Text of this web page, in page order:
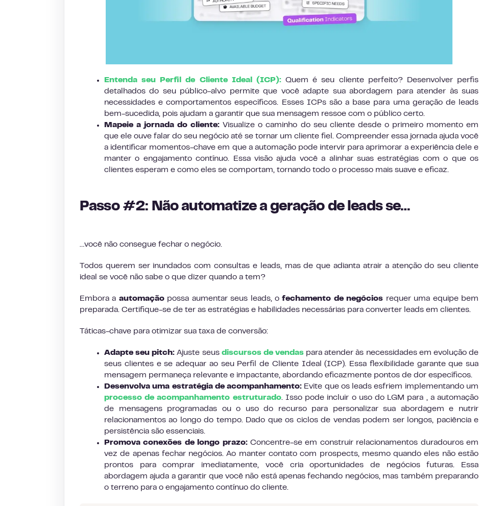
Entenda seu Perfil de Cliente Ideal (ICP):Quem é seu cliente perfeito? Desenvolver perfis
detalhados do seu público-alvo permite que você adapte sua abordagem para atender às suas
necessidades e comportamentos específicos. Esses ICPs são a base para uma geração de leads
bem-sucedida, pois ajudam a garantir que sua mensagem ressoe com o público certo.
Mapeie a jornada do cliente: Visualize o caminho do seu cliente desde o primeiro momento em
que ele ouve falar do seu negócio até se tornar um cliente fiel. Compreender essa jornada ajuda você
a identificar momentos-chave em que a automação pode intervir para aprimorar a experiência dele e
manter o engajamento contínuo. Essa visão ajuda você a alinhar suas estratégias com o que os
clientes esperam e como eles se comportam, tornando todo o processo mais suave e eficaz.
Passo #2: Não automatize a geração de leads se…
…você não consegue fechar o negócio.
Todos querem ser inundados com consultas e leads, mas de que adianta atrair a atenção do seu cliente
ideal se você não sabe o que dizer quando a tem?
Embora a automaçãopossa aumentar seus leads, ofechamento de negócios requer uma equipe bem
preparada. Certifique-se de ter as estratégias e habilidades necessárias para converter leads em clientes.
Táticas-chave para otimizar sua taxa de conversão:
Adapte seu pitch: Ajuste seus discursos de vendas para atender às necessidades em evolução de
seus clientes e se adequar ao seu Perfil de Cliente Ideal (ICP). Essa flexibilidade garante que sua
mensagem permaneça relevante e impactante, abordando eficazmente pontos de dor específicos.
Desenvolva uma estratégia de acompanhamento: Evite que os leads esfriem implementando um
processo de acompanhamento estruturado. Isso pode incluir o uso do LGM para , a automação
de mensagens programadas ou o uso do recurso para personalizar sua abordagem e nutrir
relacionamentos ao longo do tempo. Dado que os ciclos de vendas podem ser longos, paciência e
persistência são essenciais.
Promova conexões de longo prazo:Concentre-se em construir relacionamentos duradouros em
vez de apenas fechar negócios. Ao manter contato com prospects, mesmo quando eles não estão
prontos para comprar imediatamente, você cria oportunidades de negócios futuras. Essa
abordagem ajuda a garantir que você não está apenas fechando negócios, mas também preparando
o terreno para o engajamento contínuo do cliente.